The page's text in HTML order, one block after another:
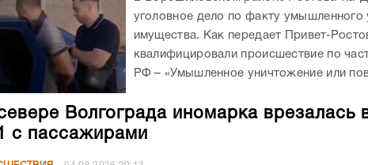
уголовное дело по факту умышленного
имущества. Как передает Привет-
квалифицировали происшествие по
РФ – «Умышленное уничтожение или
Волгограда иномарка врезалась
с пассажирами